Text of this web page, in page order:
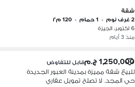
شقة
2 غرف نوم
• 1 حمام • 120 م٢
6 اكتوبر، الجيزة
منذ 3 أيام
1,250,000 ج.م قابل للتفاوض
للبيع شقة مميزة بمدينة العبور الجديدة
حي المجد. لا تصلح تمويل عقاري